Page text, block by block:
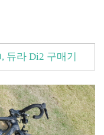
듀라 Di2 구매기